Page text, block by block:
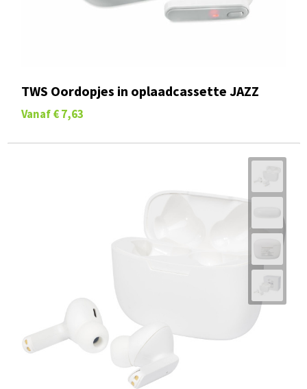
TWS Oordopjes in oplaadcassette JAZZ
Vanaf € 7,63